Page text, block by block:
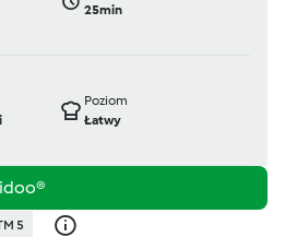
25min
Poziom
Łatwy
5